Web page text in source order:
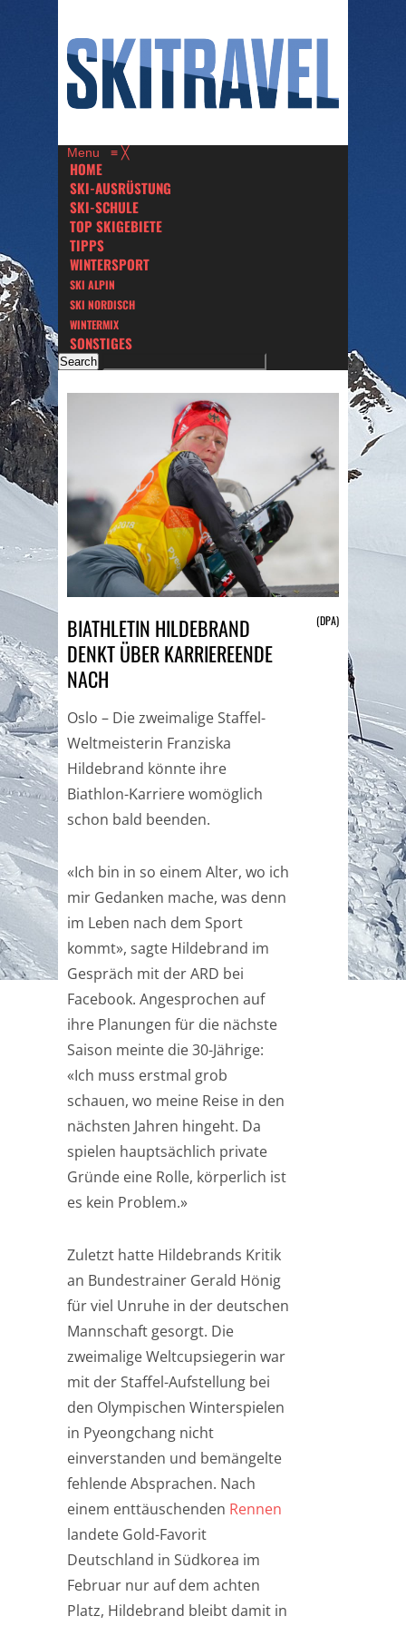
Menu ≡ ╳
HOME
SKI-AUSRÜSTUNG
SKI-SCHULE
TOP SKIGEBIETE
TIPPS
WINTERSPORT
SKI ALPIN
SKI NORDISCH
WINTERMIX
SONSTIGES
BIATHLETIN HILDEBRAND
DENKT ÜBER KARRIEREENDE
NACH
(DPA)
Oslo – Die zweimalige Staffel-
Weltmeisterin Franziska
Hildebrand könnte ihre
Biathlon-Karriere womöglich
schon bald beenden.
«Ich bin in so einem Alter, wo ich
mir Gedanken mache, was denn
im Leben nach dem Sport
kommt», sagte Hildebrand im
Gespräch mit der ARD bei
Facebook. Angesprochen auf
ihre Planungen für die nächste
Saison meinte die 30-Jährige:
«Ich muss erstmal grob
schauen, wo meine Reise in den
nächsten Jahren hingeht. Da
spielen hauptsächlich private
Gründe eine Rolle, körperlich ist
es kein Problem.»
Zuletzt hatte Hildebrands Kritik
an Bundestrainer Gerald Hönig
für viel Unruhe in der deutschen
Mannschaft gesorgt. Die
zweimalige Weltcupsiegerin war
mit der Staffel-Aufstellung bei
den Olympischen Winterspielen
in Pyeongchang nicht
einverstanden und bemängelte
fehlende Absprachen. Nach
einem enttäuschenden Rennen
landete Gold-Favorit
Deutschland in Südkorea im
Februar nur auf dem achten
Platz, Hildebrand bleibt damit in